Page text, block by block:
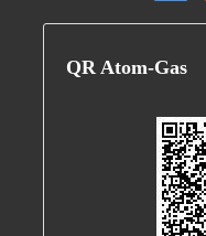
QR Atom-Gas